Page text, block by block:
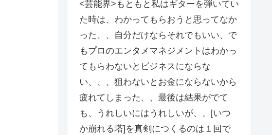
<芸能界>もともと私はギターを弾いてい
た時は、わかってもらおうと思ってなか
った、、自分だけならそれでもいい、で
もプロのエンタメマネジメントはわかっ
てもらわないとビジネスにならな
い、、、狙わないとお金にならないから
疲れてしまった、、最後は結果がでて
も、うれしいにはうれしいが、、[いつ
か崩れる塔]を真剣につくるのは１回で